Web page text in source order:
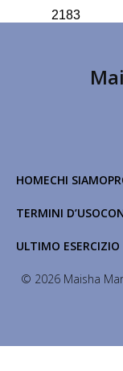
2183
HOMECHI SIAMO
TERMINI D’USO
ULTIMO ESERCIZIO
© 2026 Maisha